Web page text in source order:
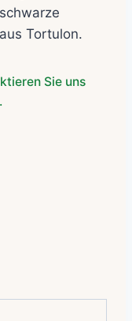
Tortulon.
Sie uns